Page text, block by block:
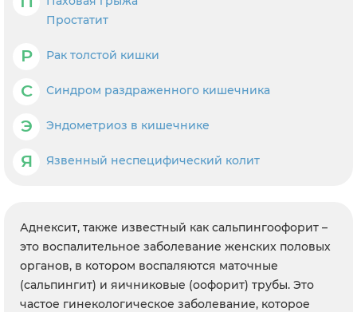
Простатит
Р Рак толстой кишки
С Синдром раздраженного кишечника
Э Эндометриоз в кишечнике
Я Язвенный неспецифический колит
Аднексит, также известный как сальпингоофорит –
это воспалительное заболевание женских половых
органов, в котором воспаляются маточные
(сальпингит) и яичниковые (оофорит) трубы. Это
частое гинекологическое заболевание, которое